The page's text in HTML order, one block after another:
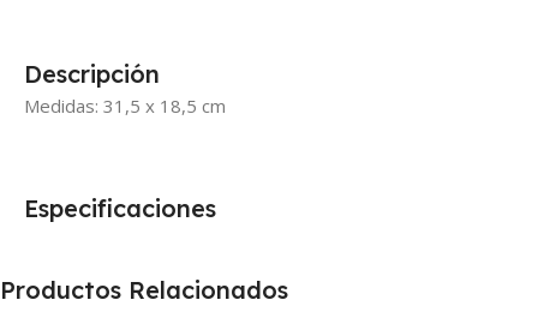
Descripción
Medidas: 31,5 x 18,5 cm
Especificaciones
Productos Relacionados